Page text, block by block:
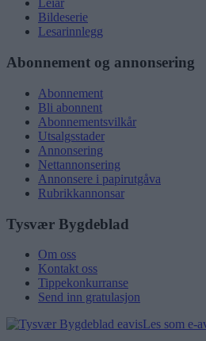
Leiar
Bildeserie
Lesarinnlegg
Abonnement og annonsering
Abonnement
Bli abonnent
Abonnementsvilkår
Utsalgsstader
Annonsering
Nettannonsering
Annonsere i papirutgåva
Rubrikkannonsar
Tysvær Bygdeblad
Om oss
Kontakt oss
Tippekonkurranse
Send inn gratulasjon
Les som e-